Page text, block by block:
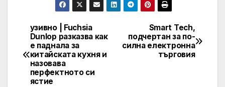
Post
navigation
Smart Tech,
подчертан за по-
силна електронна
търговия
узивно | Fuchsia
Dunlop разказва как
е паднала за
китайската кухня и
назовава
перфектното си
ястие